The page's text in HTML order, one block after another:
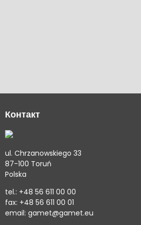
Контакт
ul. Chrzanowskiego 33
87-100 Toruń
Polska
tel.: +48 56 611 00 00
fax: +48 56 611 00 01
email: gamet@gamet.eu